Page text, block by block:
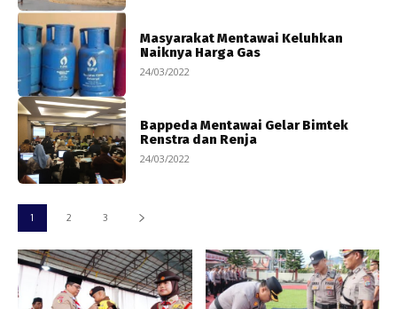
Masyarakat Mentawai Keluhkan
Naiknya Harga Gas
24/03/2022
Bappeda Mentawai Gelar Bimtek
Renstra dan Renja
24/03/2022
1 2 3